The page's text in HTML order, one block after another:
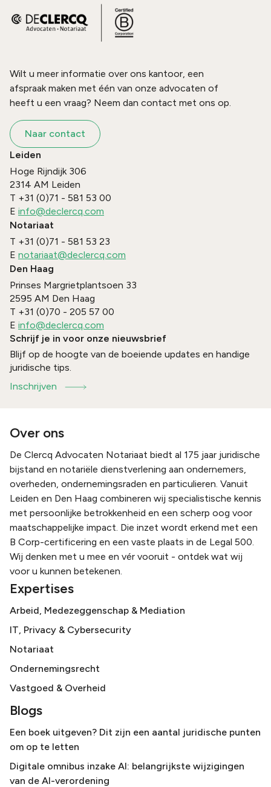
Wilt u meer informatie over ons kantoor, een
afspraak maken met één van onze advocaten of
heeft u een vraag? Neem dan contact met ons op.
Naar contact
Leiden
Hoge Rijndijk 306
2314 AM Leiden
T +31 (0)71 - 581 53 00
E info@declercq.com
Notariaat
T +31 (0)71 - 581 53 23
E notariaat@declercq.com
Den Haag
Prinses Margrietplantsoen 33
2595 AM Den Haag
T +31 (0)70 - 205 57 00
E info@declercq.com
Schrijf je in voor onze nieuwsbrief
Blijf op de hoogte van de boeiende updates en handige
juridische tips.
Inschrijven
Over ons
De Clercq Advocaten Notariaat biedt al 175 jaar juridische
bijstand en notariële dienstverlening aan ondernemers,
overheden, ondernemingsraden en particulieren. Vanuit
Leiden en Den Haag combineren wij specialistische kennis
met persoonlijke betrokkenheid en een scherp oog voor
maatschappelijke impact. Die inzet wordt erkend met een
B Corp-certificering en een vaste plaats in de Legal 500.
Wij denken met u mee en vér vooruit - ontdek wat wij
voor u kunnen betekenen.
Expertises
Arbeid, Medezeggenschap & Mediation
IT, Privacy & Cybersecurity
Notariaat
Ondernemingsrecht
Vastgoed & Overheid
Blogs
Een boek uitgeven? Dit zijn een aantal juridische punten
om op te letten
Digitale omnibus inzake AI: belangrijkste wijzigingen
van de AI-verordening